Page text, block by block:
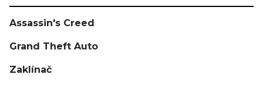
Assassin's Creed
Grand Theft Auto
Zaklínač